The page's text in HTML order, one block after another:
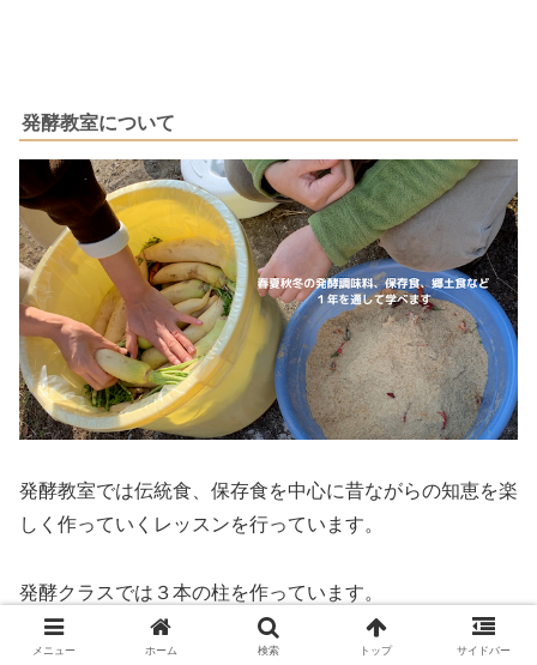
発酵教室について
発酵教室では伝統食、保存食を中心に昔ながらの知恵を楽
しく作っていくレッスンを行っています。
発酵クラスでは３本の柱を作っています。
基本は
メニュー ホーム 検索 トップ サイドバー